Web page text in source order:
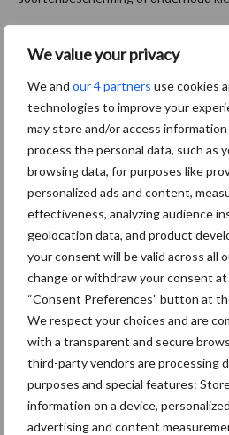
We value your privacy
We and our 4 partners use cookies
technologies to improve your
may store and/or access
process the personal data, such as
browsing data, for purposes like
personalized ads and content,
effectiveness, analyzing audience
geolocation data, and product
your consent will be valid across all
change or withdraw your consent
“Consent Preferences” button at
We respect your choices and are
with a transparent and secure
third-party vendors are processing
purposes and special features:
information on a device,
advertising and content
klimaatambities helpen waarmaken
groene architectuur. Voorbeelden zijn
ook de inrichtingsmaatregelen in
Agentschap voor Natuur en Bos.
Vlaams
(VLIF)
Het VLIF wordt in het nieuwe GLB
ondernemingsfonds. De
werden aangepast en de
duurzaamheid van de investeringen
Meer geleidelijke
met VLIF-steun worden mogelijk.
Niet-productieve investeringen